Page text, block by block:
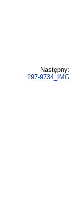
Następny:
297-9734_IMG